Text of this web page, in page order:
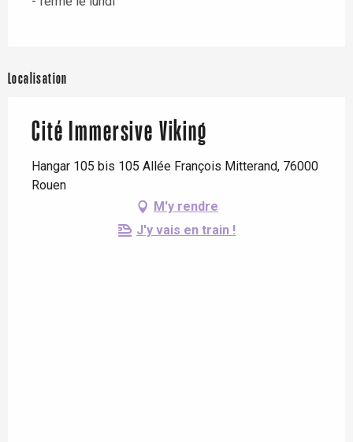
Localisation
Cité Immersive Viking
Hangar 105 bis 105 Allée François Mitterand, 76000
Rouen
M'y rendre
J'y vais en train !